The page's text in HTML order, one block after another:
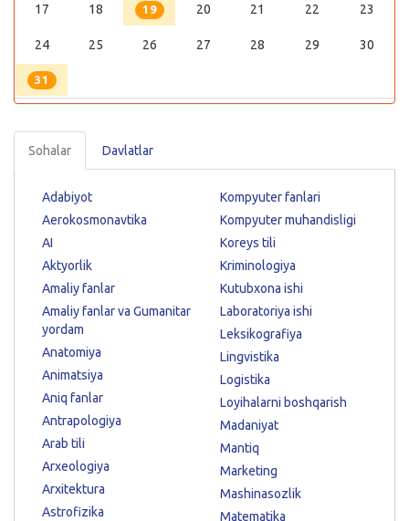
17 18 19 20 21 22 23
24 25 26 27 28 29 30
31
Sohalar Davlatlar
Adabiyot
Aerokosmonavtika
AI
Aktyorlik
Amaliy fanlar
Amaliy fanlar va Gumanitar
yordam
Anatomiya
Animatsiya
Aniq fanlar
Antrapologiya
Arab tili
Arxeologiya
Arxitektura
Astrofizika
Kompyuter fanlari
Kompyuter muhandisligi
Koreys tili
Kriminologiya
Kutubxona ishi
Laboratoriya ishi
Leksikografiya
Lingvistika
Logistika
Loyihalarni boshqarish
Madaniyat
Mantiq
Marketing
Mashinasozlik
Matematika